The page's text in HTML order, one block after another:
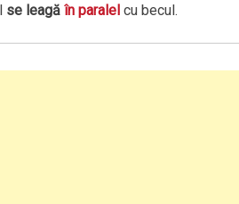
se leagă în paralel cu becul.